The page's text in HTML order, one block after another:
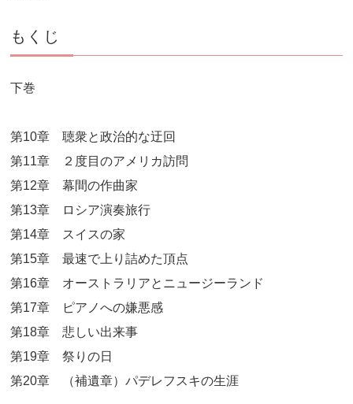
もくじ
下巻
第10章 聴衆と政治的な迂回
第11章 ２度目のアメリカ訪問
第12章 幕間の作曲家
第13章 ロシア演奏旅行
第14章 スイスの家
第15章 最速で上り詰めた頂点
第16章 オーストラリアとニュージーランド
第17章 ピアノへの嫌悪感
第18章 悲しい出来事
第19章 祭りの日
第20章 （補遺章）パデレフスキの生涯